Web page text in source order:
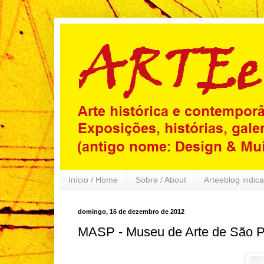
Início / Home Sobre / About Arteeblog indica
domingo, 16 de dezembro de 2012
MASP - Museu de Arte de São